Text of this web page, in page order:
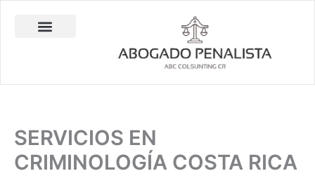
SERVICIOS EN
CRIMINOLOGÍA COSTA RICA